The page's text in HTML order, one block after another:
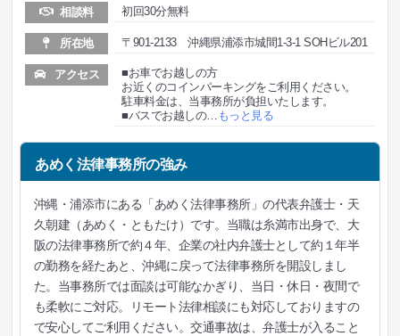
相談料 初回30分無料
所在地 〒901-2133 沖縄県浦添市城間1-3-1 SOHビル201
アクセス
■お車でお越しの方
お近くのコインパーキングをご利用ください。
駐車料金は、当事務所が負担いたします。
■バスでお越しの… もっと見る
あめく法律事務所の強み
沖縄・浦添市にある「あめく法律事務所」の代表弁護士・天
久朝建（あめく・ともたけ）です。当職は糸満市出身で、大
阪の法律事務所で約４年、企業の社内弁護士として約１年半
の勤務を経たあと、沖縄に戻って法律事務所を開設しまし
た。当事務所では面談は可能なかぎり、当日・休日・夜間で
も柔軟にご対応。リモート法律相談にも対応しておりますの
で安心してご利用ください。交通事故は、弁護士が入ること